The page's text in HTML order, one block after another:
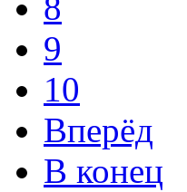
8
9
10
Вперёд
В конец